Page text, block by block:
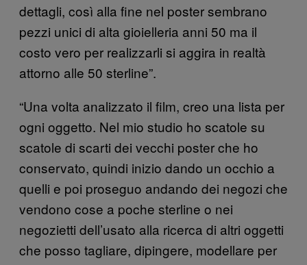
dettagli, così alla fine nel poster sembrano
pezzi unici di alta gioielleria anni 50 ma il
costo vero per realizzarli si aggira in realtà
attorno alle 50 sterline”.
“Una volta analizzato il film, creo una lista per
ogni oggetto. Nel mio studio ho scatole su
scatole di scarti dei vecchi poster che ho
conservato, quindi inizio dando un occhio a
quelli e poi proseguo andando dei negozi che
vendono cose a poche sterline o nei
negozietti dell’usato alla ricerca di altri oggetti
che posso tagliare, dipingere, modellare per